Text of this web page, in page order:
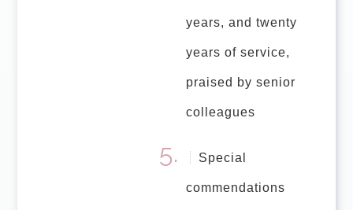
years, and twenty
years of service,
praised by senior
colleagues
Special
commendations